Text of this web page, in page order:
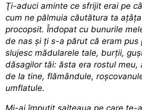
Ţi-aduci aminte ce sfrijit erai pe
cum ne pălmuia căutătura ta
procopsit. Îndopat cu bunurile
de nas şi ţi s-a părut că eram pus
slujesc mădularele tale, burţii,
dăsagilor tăi: ăsta era rostul
de la tine, flămândule,
umflatule.
Mi-ai împuţit salteaua pe care te-